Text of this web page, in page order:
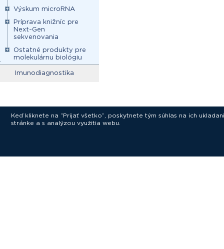
Výskum microRNA
Príprava knižníc pre
Next-Gen
sekvenovania
Ostatné produkty pre
molekulárnu biológiu
Imunodiagnostika
Keď kliknete na “Prijať všetko”, poskytnete tým súhlas na ich
stránke a s analýzou využitia webu.